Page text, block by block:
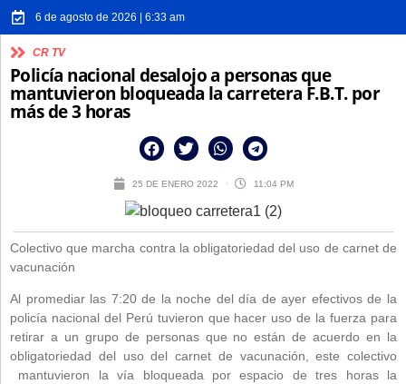
6 de agosto de 2026 | 6:33 am
CR TV
Policía nacional desalojo a personas que
mantuvieron bloqueada la carretera F.B.T. por
más de 3 horas
25 DE ENERO 2022 11:04 PM
Colectivo que marcha contra la obligatoriedad del uso de carnet de
vacunación
Al promediar las 7:20 de la noche del día de ayer efectivos de la
policía nacional del Perú tuvieron que hacer uso de la fuerza para
retirar a un grupo de personas que no están de acuerdo en la
obligatoriedad del uso del carnet de vacunación, este colectivo
mantuvieron la vía bloqueada por espacio de tres horas la